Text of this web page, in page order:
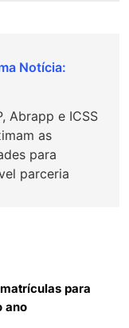
Abrapp e ICSS
as
para
parceria
para
ano